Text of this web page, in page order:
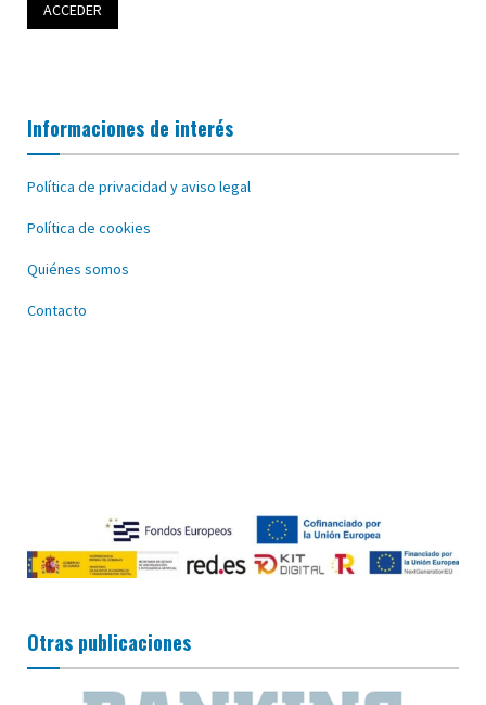
Informaciones de interés
Política de privacidad y aviso legal
Política de cookies
Quiénes somos
Contacto
Otras publicaciones